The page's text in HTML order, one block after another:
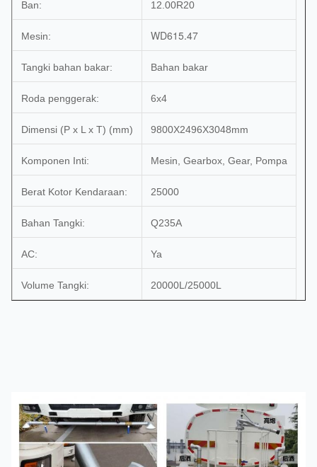
Ban: 12.00R20
Mesin: WD615.47
Tangki bahan bakar: Bahan bakar
Roda penggerak: 6x4
Dimensi (P x L x T) (mm) 9800X2496X3048mm
Komponen Inti: Mesin, Gearbox, Gear, Pompa
Berat Kotor Kendaraan: 25000
Bahan Tangki: Q235A
AC: Ya
Volume Tangki: 20000L/25000L